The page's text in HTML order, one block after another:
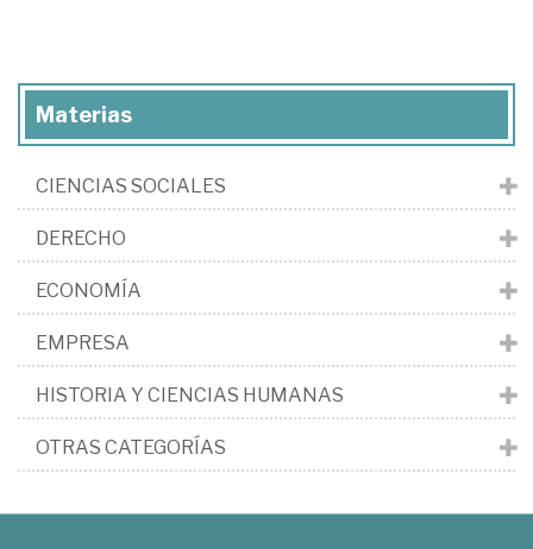
Materias
CIENCIAS SOCIALES
DERECHO
ECONOMÍA
EMPRESA
HISTORIA Y CIENCIAS HUMANAS
OTRAS CATEGORÍAS